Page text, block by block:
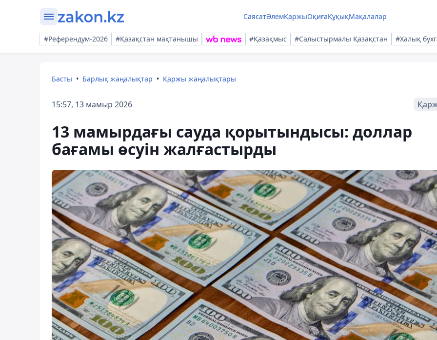
СаясатӘлемҚаржыОқиғаҚұқықМақалалар
#Референдум-2026 #Қазақстан мақтанышы #Қазақмыс #Салыстырмалы Қазақстан #Халық
Басты Барлық жаңалықтар Қаржы жаңалықтары
15:57, 13 мамыр 2026
13 мамырдағы сауда қорытындысы: доллар
бағамы өсуін жалғастырды